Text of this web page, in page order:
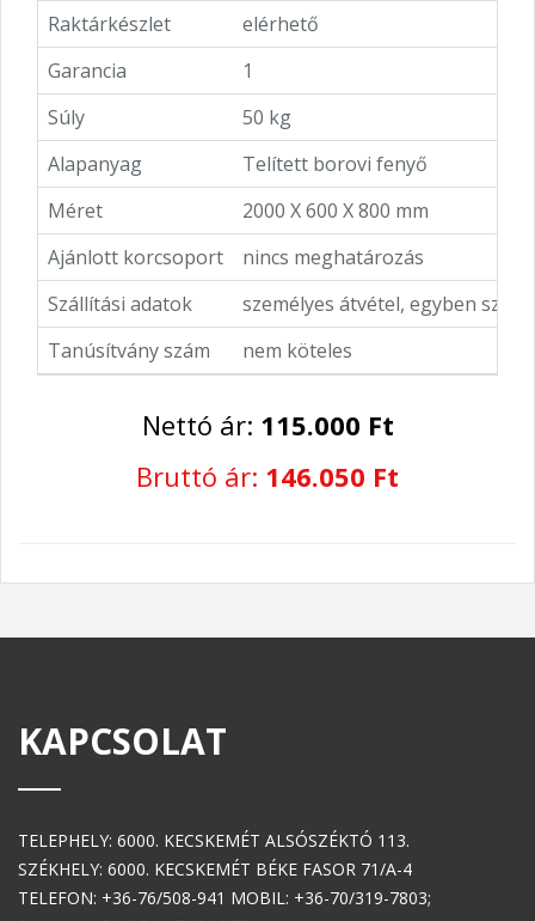
Raktárkészlet
elérhető
Garancia
1
Súly
50 kg
Alapanyag
Telített borovi fenyő
Méret
2000 X 600 X 800 mm
Ajánlott korcsoport
nincs meghatározás
Szállítási adatok
személyes átvétel, egyben
Tanúsítvány szám
nem köteles
Nettó ár: 115.000 Ft
Bruttó ár: 146.050 Ft
KAPCSOLAT
TELEPHELY: 6000. KECSKEMÉT ALSÓSZÉKTÓ 113.
SZÉKHELY: 6000. KECSKEMÉT BÉKE FASOR 71/A-4
TELEFON: +36-76/508-941 MOBIL: +36-70/319-7803;